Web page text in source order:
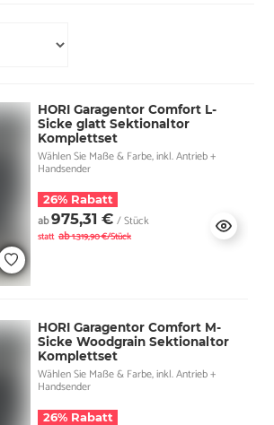
HORI Garagentor Comfort L-
Sicke glatt Sektionaltor
Komplettset
Wählen Sie Maße & Farbe, inkl. Antrieb +
Handsender
26% Rabatt
ab975,31 € / Stück
statt ab1.319,90 €/Stück
HORI Garagentor Comfort M-
Sicke Woodgrain Sektionaltor
Komplettset
Wählen Sie Maße & Farbe, inkl. Antrieb +
Handsender
26% Rabatt